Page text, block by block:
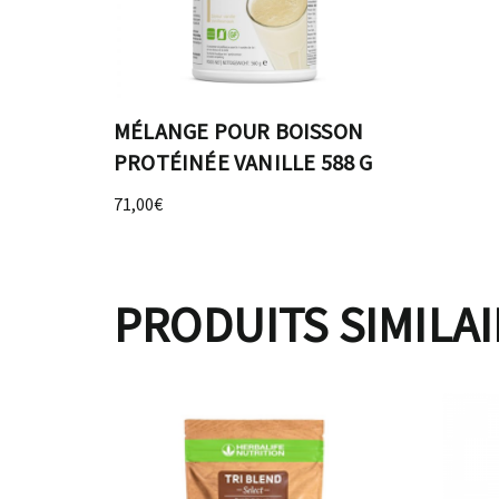
MÉLANGE POUR BOISSON
PROTÉINÉE VANILLE 588 G
71,00€
PRODUITS